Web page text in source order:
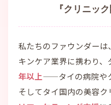
『クリニッ
私たちのファウンダーは、
キンケア業界に携わり
年以上——タイの病院や
そしてタイ国内の美容ク